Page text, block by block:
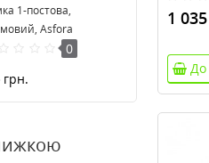
1-постова,
Asfora
0
грн.
1 035
До